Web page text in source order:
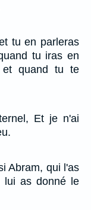
tu en parleras
tu iras en
et quand tu te
Et je n'ai
Abram, qui l'as
lui as donné le